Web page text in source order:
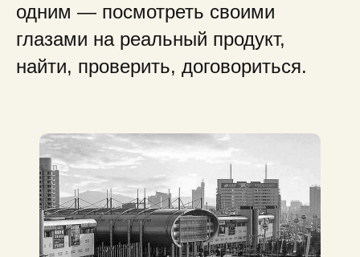
одним — посмотреть своими
глазами на реальный продукт,
найти, проверить, договориться.